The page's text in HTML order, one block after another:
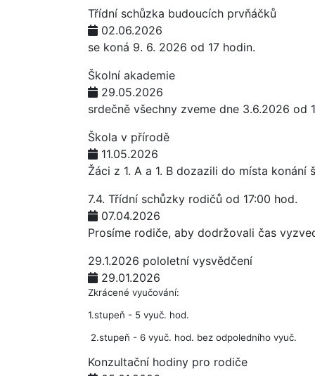
Třídní schůzka budoucích prvňáčků
02.06.2026
se koná 9. 6. 2026 od 17 hodin.
Školní akademie
29.05.2026
srdečně všechny zveme dne 3.6.2026 od
Škola v přírodě
11.05.2026
Žáci z 1. A a 1. B dozazili do místa
7.4. Třídní schůzky rodičů od 17:00 hod.
07.04.2026
Prosíme rodiče, aby dodržovali čas
29.1.2026 pololetní vysvědčení
29.01.2026
Zkrácené vyučování:
1.stupeň - 5 vyuč. hod.
2.stupeň - 6 vyuč. hod. bez odpoledního vyuč.
Konzultační hodiny pro rodiče